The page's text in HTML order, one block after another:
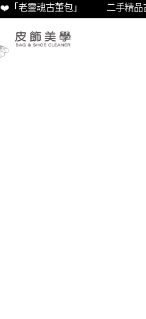
老靈魂古董包」 二手精品